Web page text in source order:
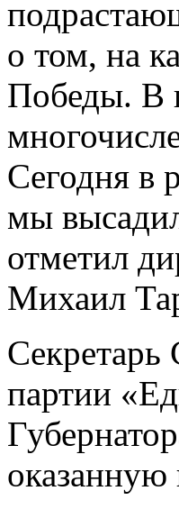
о том, на
Победы. В
Сегодня в
мы
отметил
Михаил
Секретарь
партии
оказанную